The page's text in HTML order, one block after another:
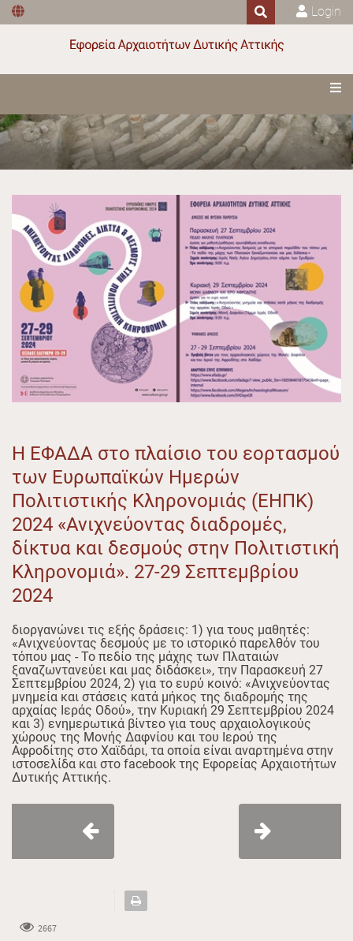
Login
Η ΕΦΑΔΑ στο πλαίσιο του εορτασμού
των Ευρωπαϊκών Ημερών
Πολιτιστικής Κληρονομιάς (ΕΗΠΚ)
2024 «Ανιχνεύοντας διαδρομές,
δίκτυα και δεσμούς στην Πολιτιστική
Κληρονομιά». 27-29 Σεπτεμβρίου
2024
διοργανώνει τις εξής δράσεις: 1) για τους μαθητές:
«Ανιχνεύοντας δεσμούς με το ιστορικό παρελθόν του
τόπου μας - Το πεδίο της μάχης των Πλαταιών
ξαναζωντανεύει και μας διδάσκει», την Παρασκευή 27
Σεπτεμβρίου 2024, 2) για το ευρύ κοινό: «Ανιχνεύοντας
μνημεία και στάσεις κατά μήκος της διαδρομής της
αρχαίας Ιεράς Οδού», την Κυριακή 29 Σεπτεμβρίου 2024
και 3) ενημερωτικά βίντεο για τους αρχαιολογικούς
χώρους της Μονής Δαφνίου και του Ιερού της
Αφροδίτης στο Χαϊδάρι, τα οποία είναι αναρτημένα στην
ιστοσελίδα και στο facebook της Εφορείας Αρχαιοτήτων
Δυτικής Αττικής.
2667